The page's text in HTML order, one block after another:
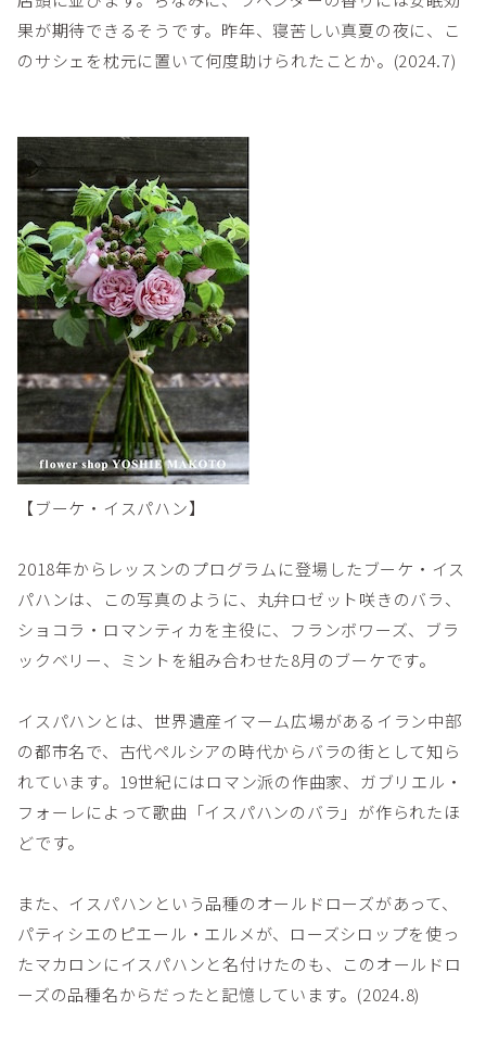
果が期待できるそうです。昨年、寝苦しい真夏の夜に、こ
のサシェを枕元に置いて何度助けられたことか。(2024.7)
【ブーケ・イスパハン】
2018年からレッスンのプログラムに登場したブーケ・イス
パハンは、この写真のように、丸弁ロゼット咲きのバラ、
ショコラ・ロマンティカを主役に、フランボワーズ、ブラ
ックベリー、ミントを組み合わせた8月のブーケです。
イスパハンとは、世界遺産イマーム広場があるイラン中部
の都市名で、古代ペルシアの時代からバラの街として知ら
れています。19世紀にはロマン派の作曲家、ガブリエル・
フォーレによって歌曲「イスパハンのバラ」が作られたほ
どです。
また、イスパハンという品種のオールドローズがあって、
パティシエのピエール・エルメが、ローズシロップを使っ
たマカロンにイスパハンと名付けたのも、このオールドロ
ーズの品種名からだったと記憶しています。(2024.8)